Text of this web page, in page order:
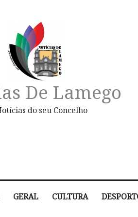
De Lamego
do seu Concelho
GERAL CULTURA